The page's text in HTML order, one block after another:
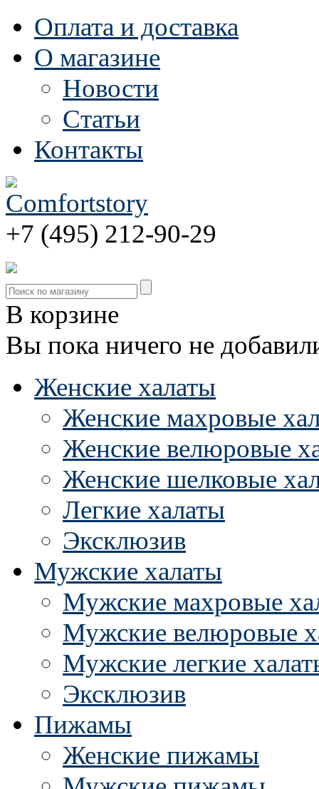
Оплата и доставка
О магазине
Новости
Статьи
Контакты
+7 (495) 212-90-29
В корзине
Вы пока ничего не
Женские халаты
Женские махровые
Женские велюровые
Женские шелковые
Легкие халаты
Эксклюзив
Мужские халаты
Мужские махровые
Мужские велюровые
Мужские легкие
Эксклюзив
Пижамы
Женские пижамы